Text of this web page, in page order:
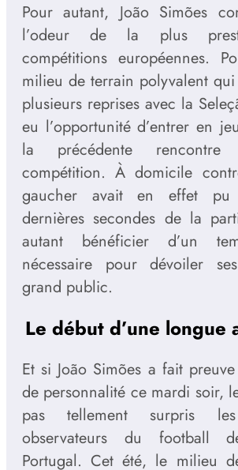
Pour autant, João Simões
l’odeur de la plus
compétitions européennes.
milieu de terrain polyvalent qui
plusieurs reprises avec la
eu l’opportunité d’entrer en
la précédente
compétition. À domicile
gaucher avait en effet pu
dernières secondes de la
autant bénéficier d’un
nécessaire pour dévoiler
grand public.
Le début d’une longue
Et si João Simões a fait
de personnalité ce mardi soir,
pas tellement surpris
observateurs du football
Portugal. Cet été, le milieu